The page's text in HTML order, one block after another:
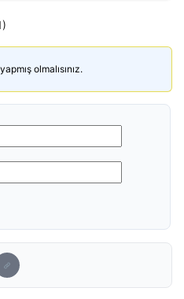
olmalısınız.